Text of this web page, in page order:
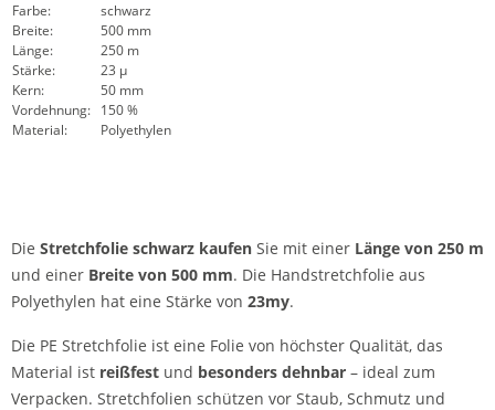
Farbe:
schwarz
Breite:
500 mm
Länge:
250 m
Stärke:
23 µ
Kern:
50 mm
Vordehnung: 150 %
Material:
Polyethylen
Die Stretchfolie schwarz kaufen Sie mit einer Länge von 250 m
und einer Breite von 500 mm. Die Handstretchfolie aus
Polyethylen hat eine Stärke von 23my.
Die PE Stretchfolie ist eine Folie von höchster Qualität, das
Material ist reißfest und besonders dehnbar – ideal zum
Verpacken. Stretchfolien schützen vor Staub, Schmutz und